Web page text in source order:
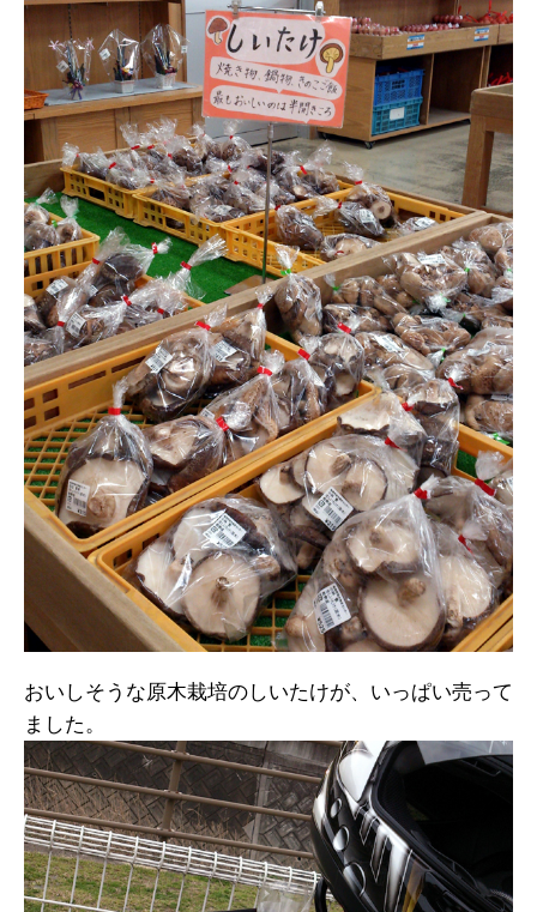
おいしそうな原木栽培のしいたけが、いっぱい売って
ました。